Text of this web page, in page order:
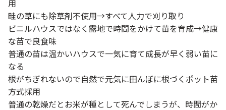
用
畦の草にも除草剤不使用→すべて人力で刈り取り
ビニルハウスではなく露地で時間をかけて苗を育成→健康
な苗で良食味
普通の苗は温かいハウスで一気に育て成長が早く弱い苗に
なる
根がちぎれないので自然で元気に田んぼに根づくポット苗
方式採用
普通の乾燥だとお米が種として死んでしまうが、時間がか